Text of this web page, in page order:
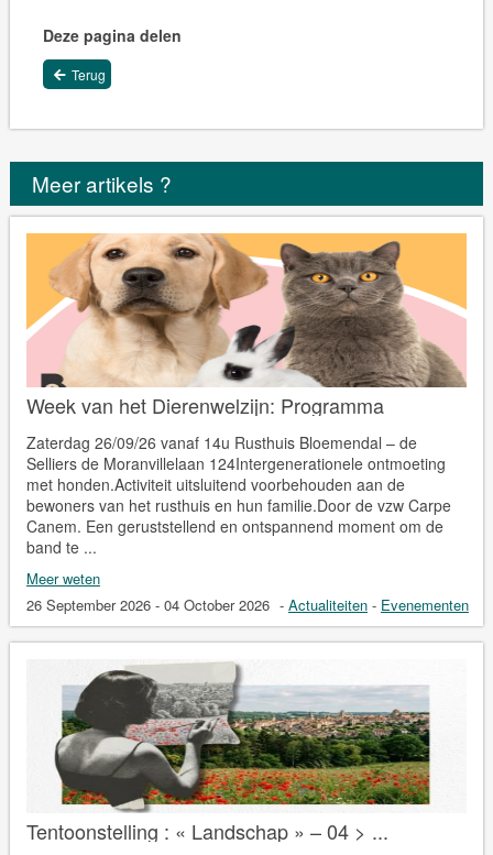
Deze pagina delen
Terug
Meer artikels ?
Week van het Dierenwelzijn: Programma
Zaterdag 26/09/26 vanaf 14u Rusthuis Bloemendal – de
Selliers de Moranvillelaan 124Intergenerationele ontmoeting
met honden.Activiteit uitsluitend voorbehouden aan de
bewoners van het rusthuis en hun familie.Door de vzw Carpe
Canem. Een geruststellend en ontspannend moment om de
band te ...
Meer weten
26 September 2026 - 04 October 2026 - Actualiteiten- Evenementen
Tentoonstelling : « Landschap » – 04 > ...